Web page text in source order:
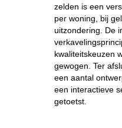
zelden is een
per woning, bij
uitzondering. De
kwaliteitskeuzen
gewogen. Ter
een aantal
een interactieve
getoetst.